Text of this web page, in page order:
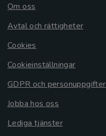
Om oss
Avtal och rättigheter
Cookies
Cookieinställningar
GDPR och personuppgifter
Jobba hos oss
Lediga tjänster